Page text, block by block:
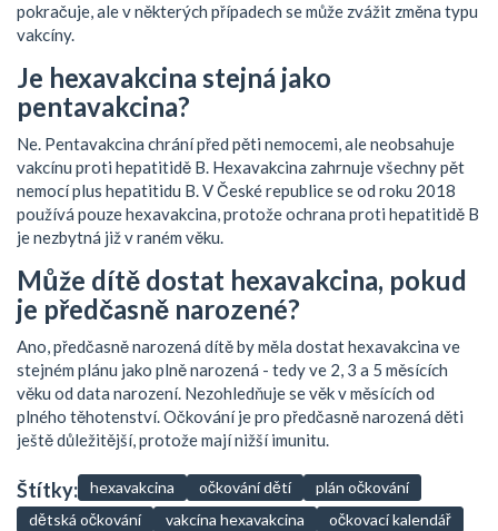
pokračuje, ale v některých případech se může zvážit změna typu
vakcíny.
Je hexavakcina stejná jako
pentavakcina?
Ne. Pentavakcina chrání před pěti nemocemi, ale neobsahuje
vakcínu proti hepatitidě B. Hexavakcina zahrnuje všechny pět
nemocí plus hepatitidu B. V České republice se od roku 2018
používá pouze hexavakcina, protože ochrana proti hepatitidě B
je nezbytná již v raném věku.
Může dítě dostat hexavakcina, pokud
je předčasně narozené?
Ano, předčasně narozená dítě by měla dostat hexavakcina ve
stejném plánu jako plně narozená - tedy ve 2, 3 a 5 měsících
věku od data narození. Nezohledňuje se věk v měsících od
plného těhotenství. Očkování je pro předčasně narozená děti
ještě důležitější, protože mají nižší imunitu.
Štítky: hexavakcina očkování dětí
plán očkování
dětská očkování
vakcína hexavakcina očkovací kalendář